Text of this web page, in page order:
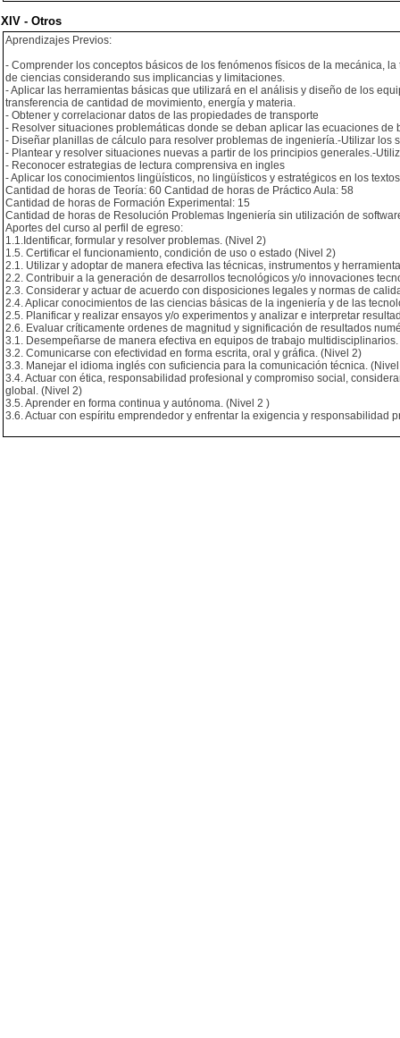
XIV - Otros
Aprendizajes Previos:
- Comprender los conceptos básicos de los fenómenos físicos de la mecánica,
de ciencias considerando sus implicancias y limitaciones.
- Aplicar las herramientas básicas que utilizará en el análisis y diseño de los
transferencia de cantidad de movimiento, energía y materia.
- Obtener y correlacionar datos de las propiedades de transporte
- Resolver situaciones problemáticas donde se deban aplicar las ecuaciones
- Diseñar planillas de cálculo para resolver problemas de ingeniería.-Utilizar
- Plantear y resolver situaciones nuevas a partir de los principios generales.-
- Reconocer estrategias de lectura comprensiva en ingles
- Aplicar los conocimientos lingüísticos, no lingüísticos y estratégicos en los
Cantidad de horas de Teoría: 60 Cantidad de horas de Práctico Aula: 58
Cantidad de horas de Formación Experimental: 15
Cantidad de horas de Resolución Problemas Ingeniería sin utilización de
Aportes del curso al perfil de egreso:
1.1.Identificar, formular y resolver problemas. (Nivel 2)
1.5. Certificar el funcionamiento, condición de uso o estado (Nivel 2)
2.1. Utilizar y adoptar de manera efectiva las técnicas, instrumentos y
2.2. Contribuir a la generación de desarrollos tecnológicos y/o innovaciones
2.3. Considerar y actuar de acuerdo con disposiciones legales y normas de
2.4. Aplicar conocimientos de las ciencias básicas de la ingeniería y de las
2.5. Planificar y realizar ensayos y/o experimentos y analizar e interpretar
2.6. Evaluar críticamente ordenes de magnitud y significación de resultados
3.1. Desempeñarse de manera efectiva en equipos de trabajo
3.2. Comunicarse con efectividad en forma escrita, oral y gráfica. (Nivel 2)
3.3. Manejar el idioma inglés con suficiencia para la comunicación técnica.
3.4. Actuar con ética, responsabilidad profesional y compromiso social,
global. (Nivel 2)
3.5. Aprender en forma continua y autónoma. (Nivel 2 )
3.6. Actuar con espíritu emprendedor y enfrentar la exigencia y responsabilidad